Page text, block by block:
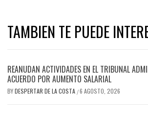
TAMBIEN TE PUEDE
REANUDAN ACTIVIDADES EN EL TRIBUNAL
ACUERDO POR AUMENTO SALARIAL
BYDESPERTAR DE LA COSTA /6 AGOSTO, 2026